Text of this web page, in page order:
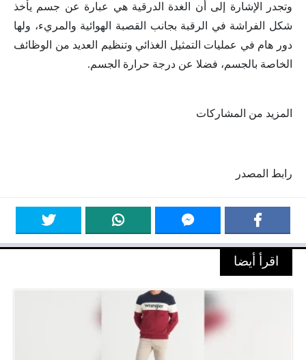
وتجدر الإشارة إلى أن الغدة الدرقية هي عبارة عن جسم يأخذ
شكل الفراشة في الرقبة بجانب القصبة الهوائية والمريء، ولها
دور هام في عمليات التمثيل الغذائي وتنظيم العديد من الوظائف
الخاصة بالجسم، فضلا عن درجة حرارة الجسم.
المزيد من المشاركات
رابط المصدر
اقرأ أيضا